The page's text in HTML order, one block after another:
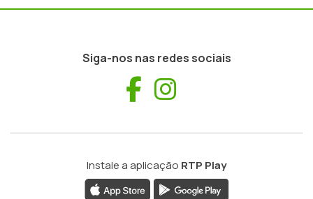
Siga-nos nas redes sociais
Facebook
Instale a aplicação RTP Play